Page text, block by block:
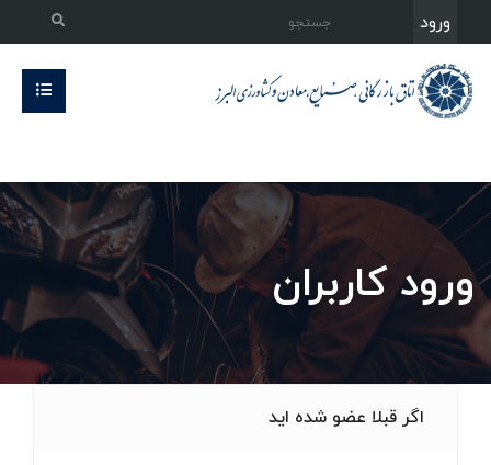
ورود
ورود کاربران
اگر قبلا عضو شده اید